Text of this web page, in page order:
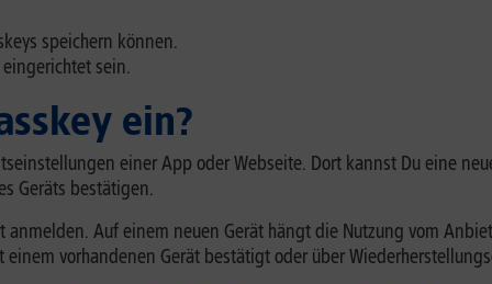
speichern können.
sein.
ein?
einer App oder Webseite. Dort kannst Du eine
Geräts bestätigen.
Auf einem neuen Gerät hängt die Nutzung vom
vorhandenen Gerät bestätigt oder über